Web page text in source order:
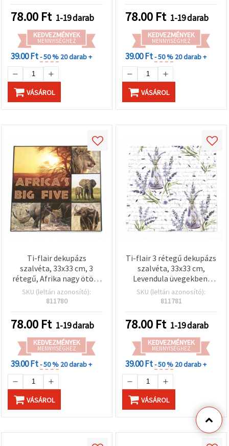
78.00 Ft 1-19 darab
KEDVEZMÉNYEK
MENNYISÉGHEZ
39.00 Ft- 50 % 20 darab +
VÁSÁROL
78.00 Ft 1-19 darab
KEDVEZMÉNYEK
MENNYISÉGHEZ
39.00 Ft- 50 % 20 darab +
VÁSÁROL
Ti-flair dekupázs
szalvéta, 33x33 cm, 3
rétegű, Afrika nagy ötöse
témájú – 1 db
SKU (leltári azonosító):
811780
78.00 Ft 1-19 darab
KEDVEZMÉNYEK
MENNYISÉGHEZ
39.00 Ft- 50 % 20 darab +
VÁSÁROL
Ti-flair 3 rétegű dekupázs
szalvéta, 33x33 cm,
Levendula üvegekben,
fehér - 1 db
SKU (leltári azonosító):
811781
78.00 Ft 1-19 darab
KEDVEZMÉNYEK
MENNYISÉGHEZ
39.00 Ft- 50 % 20 darab +
VÁSÁROL